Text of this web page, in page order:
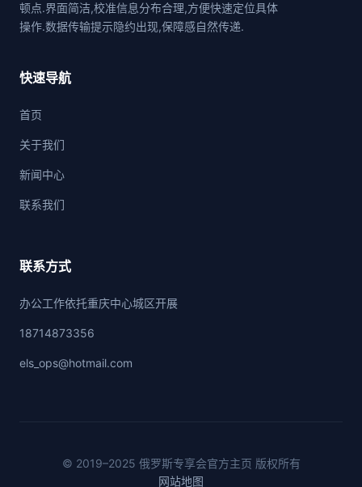
顿点.界面简洁,校准信息分布合理,方便快速定位具体
操作.数据传输提示隐约出现,保障感自然传递.
快速导航
首页
关于我们
新闻中心
联系我们
联系方式
办公工作依托重庆中心城区开展
18714873356
els_ops@hotmail.com
© 2019–2025 俄罗斯专享会官方主页 版权所有
网站地图